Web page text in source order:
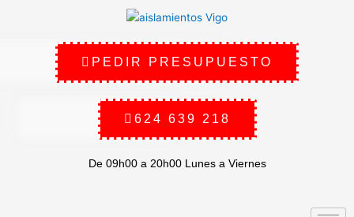
PEDIR PRESUPUESTO
624 639 218
De 09h00 a 20h00 Lunes a Viernes